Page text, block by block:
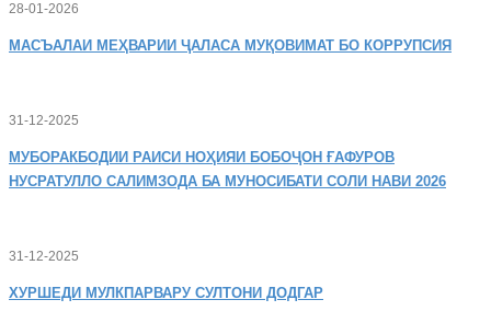
28-01-2026
МАСЪАЛАИ МЕҲВАРИИ ҶАЛАСА МУҚОВИМАТ БО КОРРУПСИЯ
31-12-2025
МУБОРАКБОДИИ РАИСИ НОҲИЯИ БОБОҶОН ҒАФУРОВ
НУСРАТУЛЛО САЛИМЗОДА БА МУНОСИБАТИ СОЛИ НАВИ 2026
31-12-2025
ХУРШЕДИ МУЛКПАРВАРУ СУЛТОНИ ДОДГАР